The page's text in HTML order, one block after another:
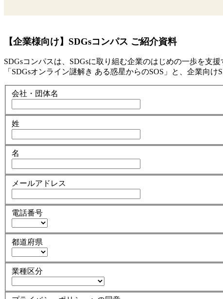
【企業様向け】SDGsコンパス ご紹介資料
SDGsコンパスは、SDGsに取り組む企業のはじめの一歩を支
「SDGsオンライン謎解き ある惑星からのSOS」と、企業向
会社・団体名
姓
名
メールアドレス
電話番号
都道府県
業種区分